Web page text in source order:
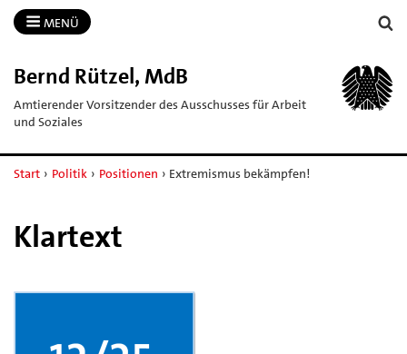
MENÜ
Bernd Rützel, MdB
Amtierender Vorsitzender des Ausschusses für Arbeit
und Soziales
Start › Politik › Positionen › Extremismus bekämpfen!
Klartext